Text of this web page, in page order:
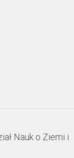
Nauk o Ziemi i